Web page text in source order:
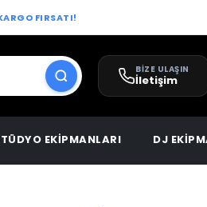
FIRSATI!
BİZE ULAŞIN
İletişim
EKİPMANLARI DJ